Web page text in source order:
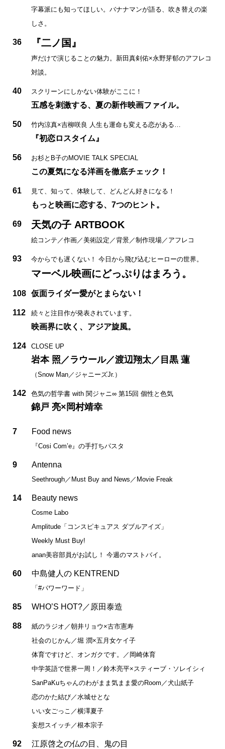
字幕派にも知ってほしい。バナナマンが語る、吹き替えの楽
しさ。
36 『二ノ国』
声だけで演じることの魅力。新田真剣佑×永野芽郁のアフレコ
対談。
40 スクリーンにしかない体験がここに！
五感を刺激する、夏の新作映画ファイル。
50 竹内涼真×吉柳咲良 人生も運命も変える恋がある…
『初恋ロスタイム』
56 お杉とB子のMOVIE TALK SPECIAL
この夏気になる洋画を徹底チェック！
61 見て、知って、体験して、どんどん好きになる！
もっと映画に恋する、7つのヒント。
69 天気の子 ARTBOOK
絵コンテ／作画／美術設定／背景／制作現場／アフレコ
93 今からでも遅くない！ 今日から飛び込むヒーローの世界。
マーベル映画にどっぷりはまろう。
108 仮面ライダー愛がとまらない！
112 続々と注目作が発表されています。
映画界に吹く、アジア旋風。
124 CLOSE UP
岩本 照／ラウール／渡辺翔太／目黒 蓮
（Snow Man／ジャニーズJr.）
142 色気の哲学書 with 関ジャニ∞ 第15回 個性と色気
錦戸 亮×岡村靖幸
7 Food news
『Cosi Com’e』の手打ちパスタ
9 Antenna
Seethrough／Must Buy and News／Movie Freak
14 Beauty news
Cosme Labo
Amplitude「コンスピキュアス ダブルアイズ」
Weekly Must Buy!
anan美容部員がお試し！ 今週のマストバイ。
60 中島健人の KENTREND
「#パワーワード」
85 WHO’S HOT?／原田泰造
88
紙のラジオ／朝井リョウ×古市憲寿
社会のじかん／堀 潤×五月女ケイ子
体育ですけど、オンガクです。／岡崎体育
中学英語で世界一周！／鈴木亮平×スティーブ・ソレイシィ
SanPaKuちゃんのわがまま気まま愛のRoom／犬山紙子
恋のかた結び／水城せとな
いい女ごっこ／横澤夏子
妄想スイッチ／根本宗子
92 江原啓之の仏の目、鬼の目